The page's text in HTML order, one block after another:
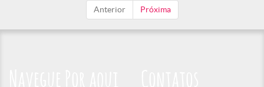
Anterior Próxima